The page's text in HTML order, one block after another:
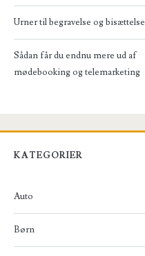
Urner til begravelse og bisættelse
Sådan får du endnu mere ud af
mødebooking og telemarketing
KATEGORIER
Auto
Børn